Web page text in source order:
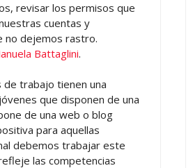
revisar los permisos que
cuentas y
no dejemos rastro.
Battaglini.
trabajo tienen una
que disponen de una
de una web o blog
para aquellas
debemos trabajar este
las competencias